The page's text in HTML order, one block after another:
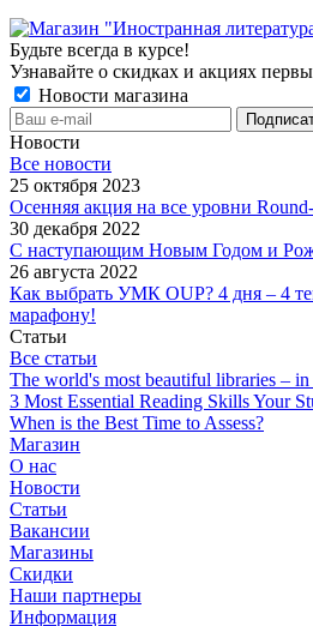
Будьте всегда в курсе!
Узнавайте о скидках и акциях
Новости магазина
Новости
Все новости
25 октября 2023
Осенняя акция на все уровни
30 декабря 2022
С наступающим Новым Годом и
26 августа 2022
Как выбрать УМК OUP? 4 дня – 4
марафону!
Статьи
Все статьи
The world's most beautiful libraries – in
3 Most Essential Reading Skills Your
When is the Best Time to Assess?
Магазин
О нас
Новости
Статьи
Вакансии
Магазины
Скидки
Наши партнеры
Информация